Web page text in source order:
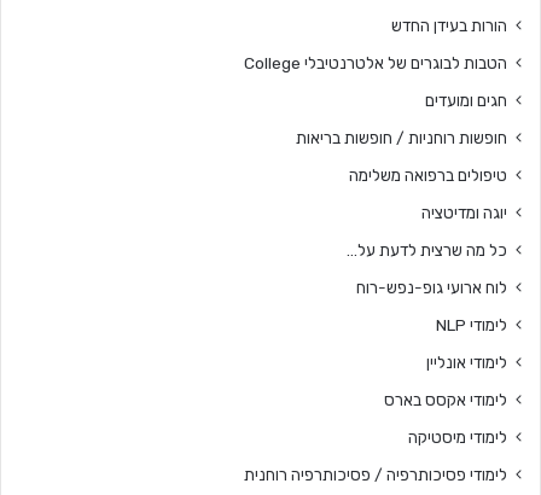
הורות בעידן החדש
הטבות לבוגרים של אלטרנטיבלי College
חגים ומועדים
חופשות רוחניות / חופשות בריאות
טיפולים ברפואה משלימה
יוגה ומדיטציה
כל מה שרצית לדעת על…
לוח ארועי גופ-נפש-רוח
לימודי NLP
לימודי אונליין
לימודי אקסס בארס
לימודי מיסטיקה
לימודי פסיכותרפיה / פסיכותרפיה רוחנית